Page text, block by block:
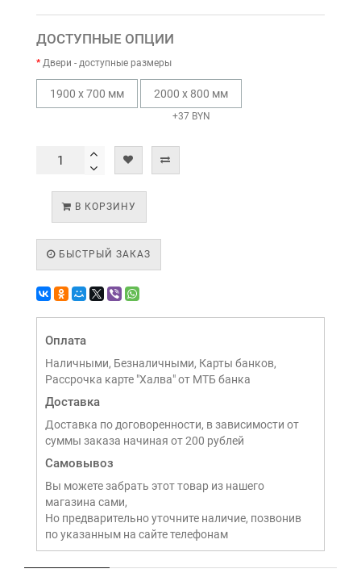
ДОСТУПНЫЕ ОПЦИИ
Двери - доступные размеры
1900 х 700 мм 2000 х 800 мм
+37 BYN
В КОРЗИНУ
БЫСТРЫЙ ЗАКАЗ
Оплата
Наличными, Безналичными, Карты банков,
Рассрочка карте "Халва" от МТБ банка
Доставка
Доставка по договоренности, в зависимости от
суммы заказа начиная от 200 рублей
Самовывоз
Вы можете забрать этот товар из нашего
магазина сами,
Но предварительно уточните наличие, позвонив
по указанным на сайте телефонам